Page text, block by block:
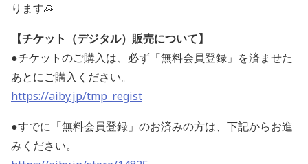
ります🙏
【チケット（デジタル）販売について】
●チケットのご購入は、必ず「無料会員登録」を済ませた
あとにご購入ください。
https://aiby.jp/tmp_regist
●すでに「無料会員登録」のお済みの方は、下記からお進
みください。